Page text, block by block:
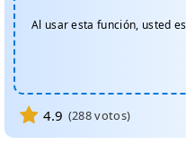
Al usar esta función, usted
4.9 (288votos)